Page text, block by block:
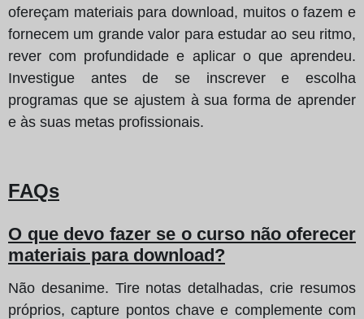
ofereçam materiais para download, muitos o fazem e
fornecem um grande valor para estudar ao seu ritmo,
rever com profundidade e aplicar o que aprendeu.
Investigue antes de se inscrever e escolha
programas que se ajustem à sua forma de aprender
e às suas metas profissionais.
FAQs
O que devo fazer se o curso não oferecer
materiais para download?
Não desanime. Tire notas detalhadas, crie resumos
próprios, capture pontos chave e complemente com